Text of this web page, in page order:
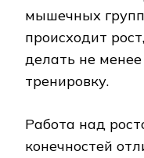
мышечных
происходит
делать не
тренировку.
Работа над
конечностей